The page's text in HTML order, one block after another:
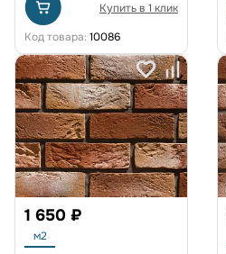
Купить в 1 клик
Код товара: 10086
1 650 ₽
м2